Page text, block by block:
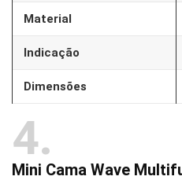
Material
Indicação
Dimensões
4
Mini Cama Wave